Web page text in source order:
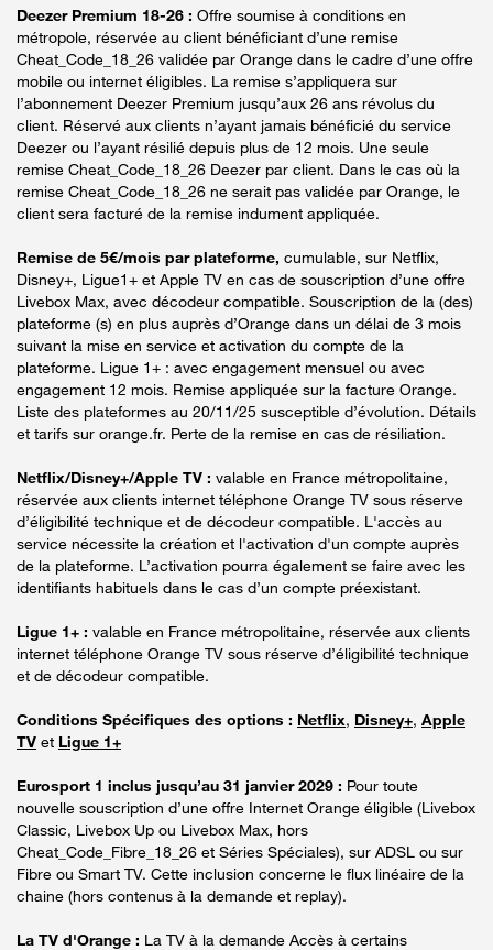
Deezer Premium 18-26 : Offre soumise à conditions en
métropole, réservée au client bénéficiant d’une remise
Cheat_Code_18_26 validée par Orange dans le cadre d’une offre
mobile ou internet éligibles. La remise s’appliquera sur
l’abonnement Deezer Premium jusqu’aux 26 ans révolus du
client. Réservé aux clients n’ayant jamais bénéficié du service
Deezer ou l’ayant résilié depuis plus de 12 mois. Une seule
remise Cheat_Code_18_26 Deezer par client. Dans le cas où la
remise Cheat_Code_18_26 ne serait pas validée par Orange, le
client sera facturé de la remise indument appliquée.
Remise de 5€/mois par plateforme, cumulable, sur Netflix,
Disney+, Ligue1+ et Apple TV en cas de souscription d’une offre
Livebox Max, avec décodeur compatible. Souscription de la (des)
plateforme (s) en plus auprès d’Orange dans un délai de 3 mois
suivant la mise en service et activation du compte de la
plateforme. Ligue 1+ : avec engagement mensuel ou avec
engagement 12 mois. Remise appliquée sur la facture Orange.
Liste des plateformes au 20/11/25 susceptible d’évolution. Détails
et tarifs sur orange.fr. Perte de la remise en cas de résiliation.
Netflix/Disney+/Apple TV : valable en France métropolitaine,
réservée aux clients internet téléphone Orange TV sous réserve
d’éligibilité technique et de décodeur compatible. L'accès au
service nécessite la création et l'activation d'un compte auprès
de la plateforme. L’activation pourra également se faire avec les
identifiants habituels dans le cas d’un compte préexistant.
Ligue 1+ : valable en France métropolitaine, réservée aux clients
internet téléphone Orange TV sous réserve d’éligibilité technique
et de décodeur compatible.
Conditions Spécifiques des options : Netflix, Disney+, Apple
TV et Ligue 1+
Eurosport 1 inclus jusqu’au 31 janvier 2029 : Pour toute
nouvelle souscription d’une offre Internet Orange éligible (Livebox
Classic, Livebox Up ou Livebox Max, hors
Cheat_Code_Fibre_18_26 et Séries Spéciales), sur ADSL ou sur
Fibre ou Smart TV. Cette inclusion concerne le flux linéaire de la
chaine (hors contenus à la demande et replay).
La TV d'Orange : La TV à la demande Accès à certains